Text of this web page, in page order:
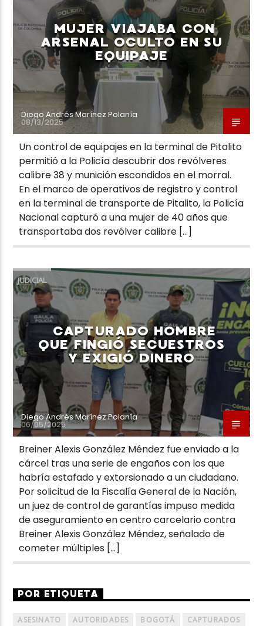
Neiva Estereo
MUJER VIAJABA CON
ARSENAL OCULTO EN SU
EQUIPAJE
Diego Andrés Marínez Polanía
08/13/2025
Un control de equipajes en la terminal de Pitalito
permitió a la Policía descubrir dos revólveres
calibre 38 y munición escondidos en el morral.
En el marco de operativos de registro y control
en la terminal de transporte de Pitalito, la Policía
Nacional capturó a una mujer de 40 años que
transportaba dos revólver calibre […]
JUDICIAL
CAPTURADO HOMBRE
QUE FINGIÓ SECUESTROS
Y EXIGIÓ DINERO
Diego Andrés Marínez Polanía
06/05/2025
Breiner Alexis González Méndez fue enviado a la
cárcel tras una serie de engaños con los que
habría estafado y extorsionado a un ciudadano.
Por solicitud de la Fiscalía General de la Nación,
un juez de control de garantías impuso medida
de aseguramiento en centro carcelario contra
Breiner Alexis González Méndez, señalado de
cometer múltiples […]
POR ETIQUETA
ASESINATO AUTORIDADES BOGOTÁ
CAPTURADOS